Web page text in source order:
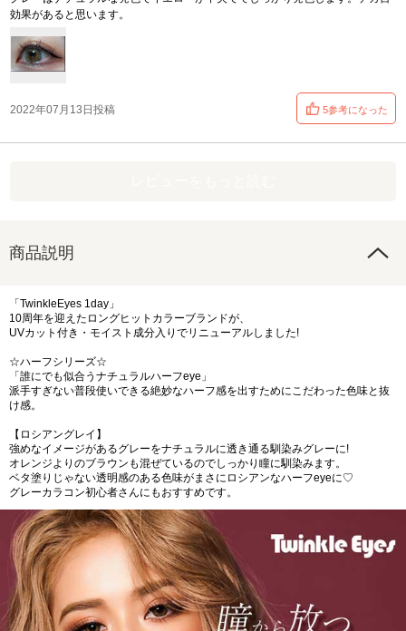
効果があると思います。
2022年07月13日投稿 5参考になった
商品説明
「TwinkleEyes 1day」
10周年を迎えたロングヒットカラーブランドが、
UVカット付き・モイスト成分入りでリニューアルしました!
☆ハーフシリーズ☆
「誰にでも似合うナチュラルハーフeye」
派手すぎない普段使いできる絶妙なハーフ感を出すためにこだわった色味と抜
け感。
【ロシアングレイ】
強めなイメージがあるグレーをナチュラルに透き通る馴染みグレーに!
オレンジよりのブラウンも混ぜているのでしっかり瞳に馴染みます。
ベタ塗りじゃない透明感のある色味がまさにロシアンなハーフeyeに♡
グレーカラコン初心者さんにもおすすめです。